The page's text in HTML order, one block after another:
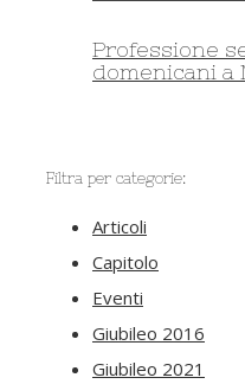
Professione
domenicani a
Filtra per categorie:
Articoli
Capitolo
Eventi
Giubileo 2016
Giubileo 2021